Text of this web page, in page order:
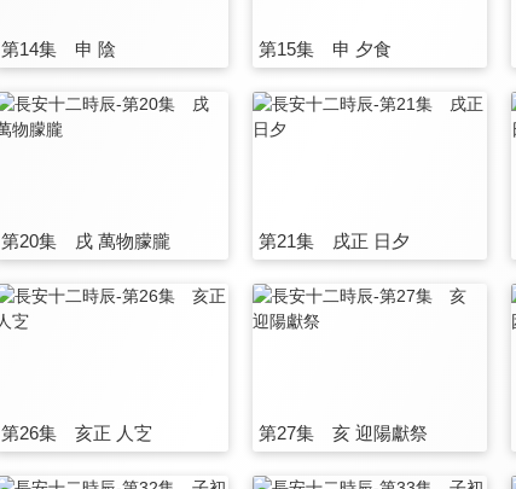
第14集 申 陰 第15集 申 夕食
第20集 戌 萬物朦朧 第21集 戌正 日夕
第26集 亥正 人㝎 第27集 亥 迎陽獻祭